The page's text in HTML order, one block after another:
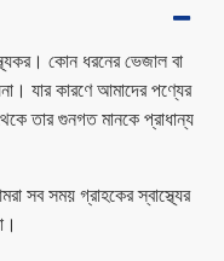
কোন ধরনের ভেজাল বা
যার কারণে আমাদের পণ্যের
তার গুনগত মানকে প্রাধান্য
সব সময় গ্রাহকের স্বাস্থ্যের